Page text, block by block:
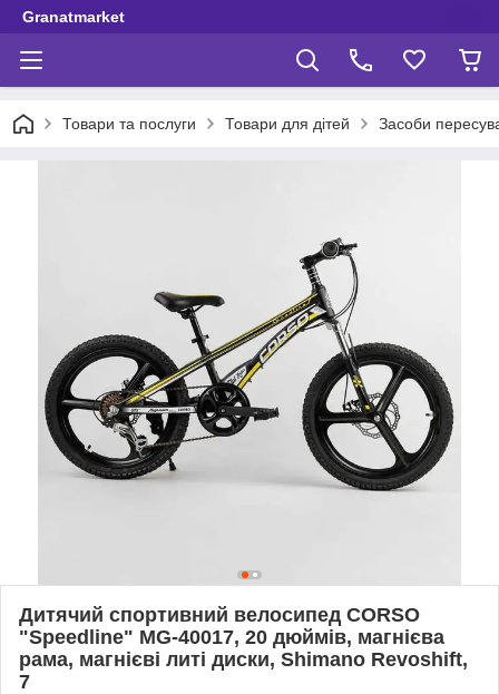
Granatmarket
Товари та послуги Товари для дітей Засоби
Дитячий спортивний велосипед CORSO
"Speedline" MG-40017, 20 дюймів, магнієва
рама, магнієві литі диски, Shimano Revoshift,
7